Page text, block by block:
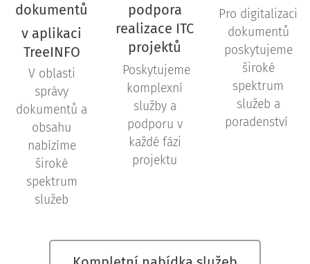
dokumentů
v aplikaci
TreeINFO
V oblasti
správy
dokumentů a
obsahu
nabízíme
široké
spektrum
služeb
podpora
realizace ITC
projektů
Poskytujeme
komplexní
služby a
podporu v
každé fázi
projektu
Pro digitalizaci
dokumentů
poskytujeme
široké
spektrum
služeb a
poradenství